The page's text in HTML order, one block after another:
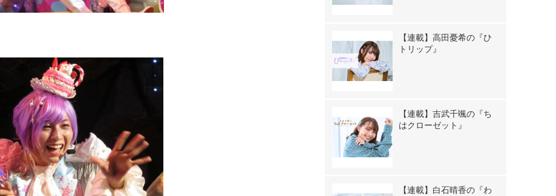
【連載】高田憂希の『ひ
トリップ』
【連載】吉武千颯の『ち
はクローゼット』
【連載】白石晴香の『わ